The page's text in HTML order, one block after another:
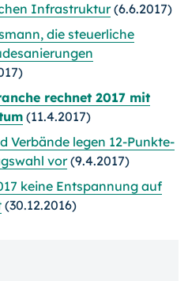
Infrastruktur(6.6.2017)
die steuerliche
rechnet 2017 mit
(11.4.2017)
Verbände legen 12-Punkte-
vor(9.4.2017)
keine Entspannung auf
(30.12.2016)